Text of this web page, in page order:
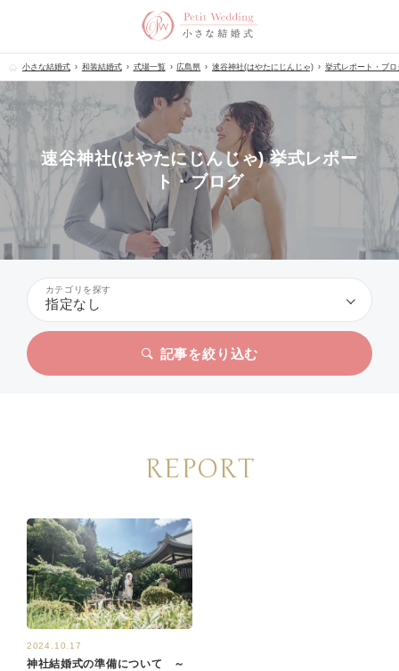
小さな結婚式 和装結婚式 式場一覧 広島県 速谷神社(はやたにじんじゃ) 挙式レポート・ブロ
速谷神社(はやたにじんじゃ) 挙式レポー
ト・ブログ
カテゴリを探す
指定なし
記事を絞り込む
REPORT
2024.10.17
神社結婚式の準備について ～